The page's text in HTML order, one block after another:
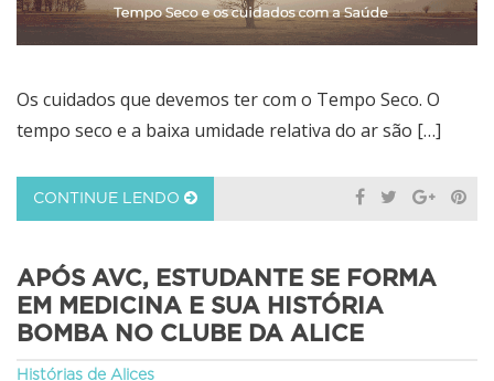
Os cuidados que devemos ter com o Tempo Seco. O
tempo seco e a baixa umidade relativa do ar são […]
CONTINUE LENDO
APÓS AVC, ESTUDANTE SE FORMA
EM MEDICINA E SUA HISTÓRIA
BOMBA NO CLUBE DA ALICE
Histórias de Alices